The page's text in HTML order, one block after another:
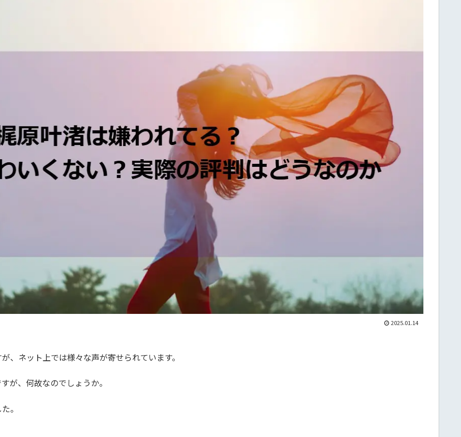
2025.01.14
、ネット上では様々な声が寄せられています。
が、何故なのでしょうか。
。